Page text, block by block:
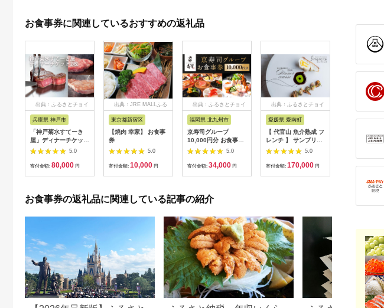
お食事券に関連しているおすすめの返礼品
出典：ふるさとチョイ
兵庫県 神戸市
「神戸菊水すてーき
屋」ディナーチケット
（2枚）
5.0
寄付金額: 80,000 円
出典：JRE MALLふる
東京都新宿区
【焼肉 幸家】 お食事
券
5.0
寄付金額: 10,000 円
出典：ふるさとチョイ
福岡県 北九州市
京寿司グループ
10,000円分 お食事券
1000円×10枚 食事チ
ケット チケット 寿司
福岡県 北九州市
5.0
寄付金額: 34,000 円
出典：ふるさとチョイ
愛媛県 愛南町
【 代官山 魚介熟成 フ
レンチ 】 サンプリシ
テ 「 愛南町 ディナー
コース 」 食事券 2名
様分
5.0
寄付金額: 170,000 円
兵庫県 芦屋市
テル竹園芦屋
【宿泊券 お食
ホテル 竹園芦
素泊まり 朝食
大浴場 レスト
寄付金額:
お食事券の返礼品に関連している記事の紹介